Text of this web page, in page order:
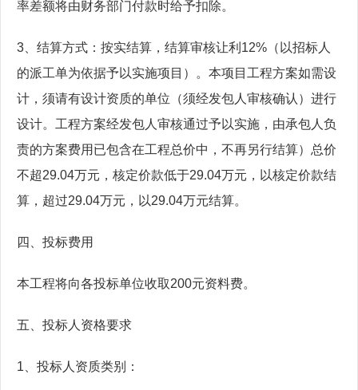
率差额将由财务部门付款时给予扣除。
3、结算方式：按实结算，结算审核让利12%（以招标人
的派工单为依据予以实施项目）。本项目工程方案如需设
计，须请有设计资质的单位（须经发包人审核确认）进行
设计。工程方案经发包人审核通过予以实施，由承包人负
责的方案费用已包含在工程总价中，不再另行结算）总价
不超29.04万元，核定价款低于29.04万元，以核定价款结
算，超过29.04万元，以29.04万元结算。
四、投标费用
本工程将向各投标单位收取200元资料费。
五、投标人资格要求
1、投标人资质类别：